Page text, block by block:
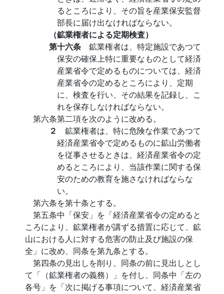
るところにより、その旨を産業保安監督
部長に届け出なければならない。
（鉱業権者による定期検査）
第十六条 鉱業権者は、特定施設であつて
保安の確保上特に重要なものとして経済
産業省令で定めるものについては、経済
産業省令の定めるところにより、定期
に、検査を行い、その結果を記録し、こ
れを保存しなければならない。
第六条第二項を次のように改める。
２ 鉱業権者は、特に危険な作業であつて
経済産業省令で定めるものに鉱山労働者
を従事させるときは、経済産業省令の定
めるところにより、当該作業に関する保
安のための教育を施さなければならな
い。
第六条を第十条とする。
第五条中「保安」を「経済産業省令の定めると
ころにより、鉱業権者が講ずる措置に応じて、鉱
山における人に対する危害の防止及び施設の保
全」に改め、同条を第九条とする。
第四条の見出しを削り、同条の前に見出しとし
て「（鉱業権者の義務）」を付し、同条中「左の
各号」を「次に掲げる事項について、経済産業省